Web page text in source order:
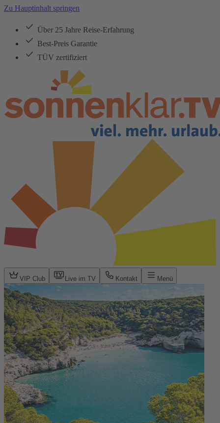
Zu Hauptinhalt springen
Über 25 Jahre Reise-Erfahrung
Best-Preis Garantie
TÜV zertifiziert
VIP Club Live im TV Kontakt Menü